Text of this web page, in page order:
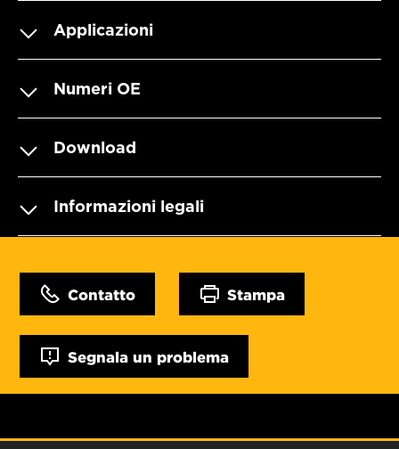
Applicazioni
Numeri OE
Download
Informazioni legali
Contatto Stampa
Segnala un problema